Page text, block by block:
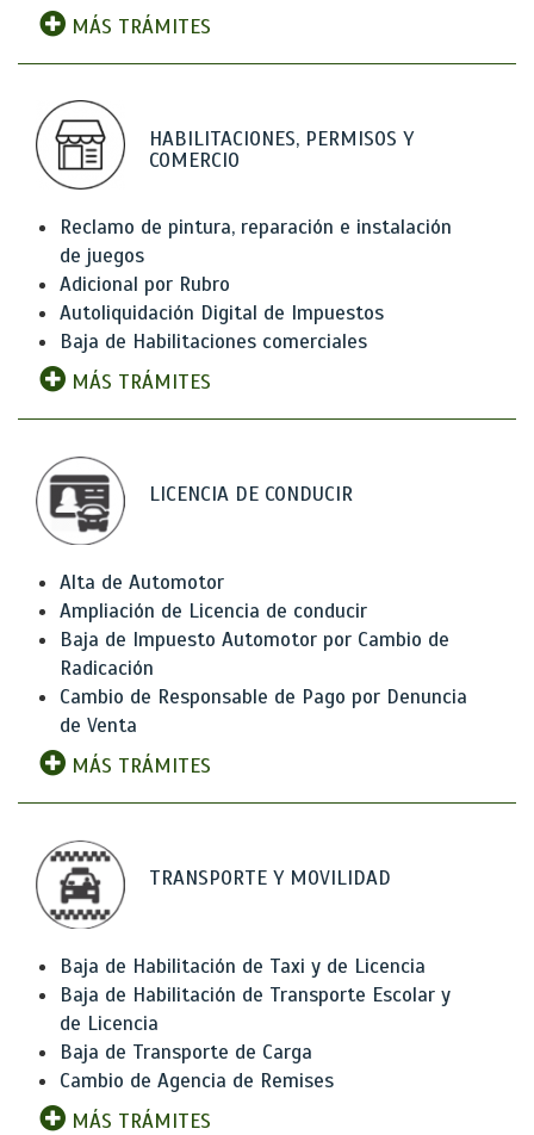
MÁS TRÁMITES
HABILITACIONES, PERMISOS Y
COMERCIO
Reclamo de pintura, reparación e instalación
de juegos
Adicional por Rubro
Autoliquidación Digital de Impuestos
Baja de Habilitaciones comerciales
MÁS TRÁMITES
LICENCIA DE CONDUCIR
Alta de Automotor
Ampliación de Licencia de conducir
Baja de Impuesto Automotor por Cambio de
Radicación
Cambio de Responsable de Pago por Denuncia
de Venta
MÁS TRÁMITES
TRANSPORTE Y MOVILIDAD
Baja de Habilitación de Taxi y de Licencia
Baja de Habilitación de Transporte Escolar y
de Licencia
Baja de Transporte de Carga
Cambio de Agencia de Remises
MÁS TRÁMITES